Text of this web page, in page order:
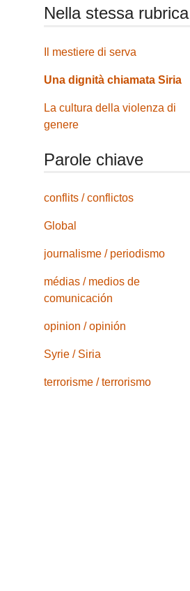
Nella stessa rubrica
Il mestiere di serva
Una dignità chiamata Siria
La cultura della violenza di
genere
Parole chiave
conflits / conflictos
Global
journalisme / periodismo
médias / medios de
comunicación
opinion / opinión
Syrie / Siria
terrorisme / terrorismo